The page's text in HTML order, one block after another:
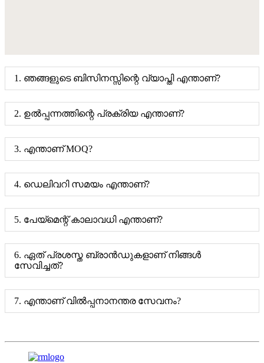
1. ഞങ്ങളുടെ ബിസിനസ്സിന്റെ വ്യാപ്തി എന്താണ്?
2. ഉൽപ്പന്നത്തിന്റെ പ്രക്രിയ എന്താണ്?
3. എന്താണ് MOQ?
4. ഡെലിവറി സമയം എന്താണ്?
5. പേയ്മെന്റ് കാലാവധി എന്താണ്?
6. ഏത് പ്രശസ്ത ബ്രാൻഡുകളാണ് നിങ്ങൾ
സേവിച്ചത്?
7. എന്താണ് വിൽപ്പനാനന്തര സേവനം?